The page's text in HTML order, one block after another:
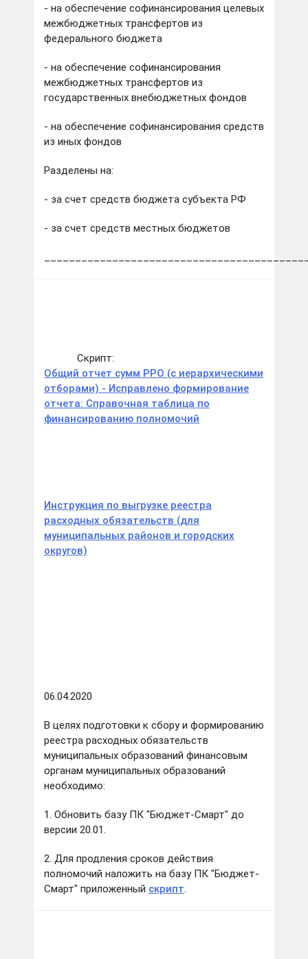
- на обеспечение софинансирования целевых
межбюджетных трансфертов из
федерального бюджета
- на обеспечение софинансирования
межбюджетных трансфертов из
государственных внебюджетных фондов
- на обеспечение софинансирования средств
из иных фондов
Разделены на:
- за счет средств бюджета субъекта РФ
- за счет средств местных бюджетов
Скрипт:
Общий отчет сумм РРО (с иерархическими
отборами) - Исправлено формирование
отчета: Справочная таблица по
финансированию полномочий
Инструкция по выгрузке реестра
расходных обязательств (для
муниципальных районов и городских
округов)
06.04.2020
В целях подготовки к сбору и формированию
реестра расходных обязательств
муниципальных образований финансовым
органам муниципальных образований
необходимо:
1. Обновить базу ПК "Бюджет-Смарт" до
версии 20.01.
2. Для продления сроков действия
полномочий наложить на базу ПК "Бюджет-
Смарт" приложенный скрипт.